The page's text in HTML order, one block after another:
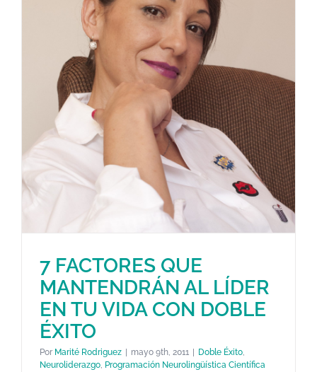
7 FACTORES QUE
MANTENDRÁN AL LÍDER
EN TU VIDA CON DOBLE
ÉXITO
Por Marité Rodriguez | mayo 9th, 2011 | Doble Éxito
Neuroliderazgo Programación Neurolingüística Científica